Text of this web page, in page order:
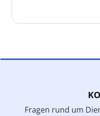
Fragen rund um